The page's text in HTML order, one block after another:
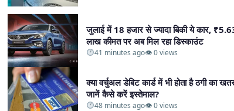
जुलाई में 18 हजार से ज्यादा बिकी ये कार,
लाख कीमत पर अब मिल रहा डिस्काउंट​
41 minutes ago👁 0 views
क्या वर्चुअल डेबिट कार्ड में भी होता है ठगी का
जानें कैसे करें इस्तेमाल?​
48 minutes ago👁 0 views